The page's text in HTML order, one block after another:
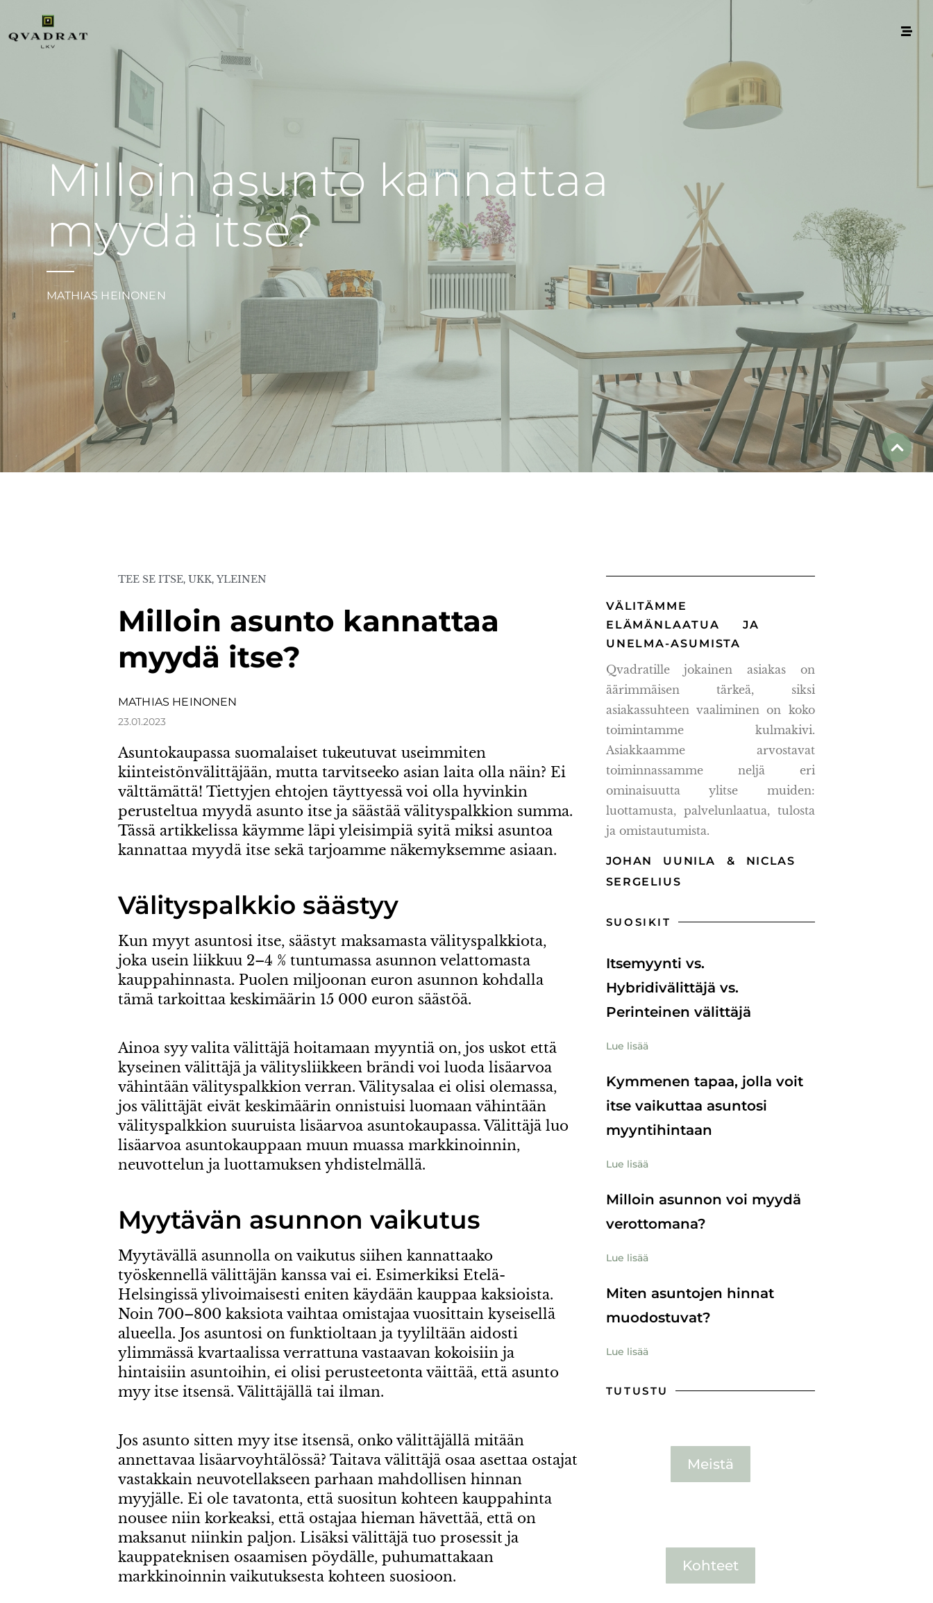
Milloin asunto kannattaa
myydä itse?
MATHIAS HEINONEN
TEE SE ITSE, UKK, YLEINEN
Milloin asunto kannattaa
myydä itse?
MATHIAS HEINONEN
23.01.2023
Asuntokaupassa suomalaiset tukeutuvat useimmiten
kiinteistönvälittäjään, mutta tarvitseeko asian laita olla näin? Ei
välttämättä! Tiettyjen ehtojen täyttyessä voi olla hyvinkin
perusteltua myydä asunto itse ja säästää välityspalkkion summa.
Tässä artikkelissa käymme läpi yleisimpiä syitä miksi asuntoa
kannattaa myydä itse sekä tarjoamme näkemyksemme asiaan.
Välityspalkkio säästyy
Kun myyt asuntosi itse, säästyt maksamasta välityspalkkiota,
joka usein liikkuu 2–4 % tuntumassa asunnon velattomasta
kauppahinnasta. Puolen miljoonan euron asunnon kohdalla
tämä tarkoittaa keskimäärin 15 000 euron säästöä.
Ainoa syy valita välittäjä hoitamaan myyntiä on, jos uskot että
kyseinen välittäjä ja välitysliikkeen brändi voi luoda lisäarvoa
vähintään välityspalkkion verran. Välitysalaa ei olisi olemassa,
jos välittäjät eivät keskimäärin onnistuisi luomaan vähintään
välityspalkkion suuruista lisäarvoa asuntokaupassa. Välittäjä luo
lisäarvoa asuntokauppaan muun muassa markkinoinnin,
neuvottelun ja luottamuksen yhdistelmällä.
Myytävän asunnon vaikutus
Myytävällä asunnolla on vaikutus siihen kannattaako
työskennellä välittäjän kanssa vai ei. Esimerkiksi Etelä-
Helsingissä ylivoimaisesti eniten käydään kauppaa kaksioista.
Noin 700–800 kaksiota vaihtaa omistajaa vuosittain kyseisellä
alueella. Jos asuntosi on funktioltaan ja tyyliltään aidosti
ylimmässä kvartaalissa verrattuna vastaavan kokoisiin ja
hintaisiin asuntoihin, ei olisi perusteetonta väittää, että asunto
myy itse itsensä. Välittäjällä tai ilman.
Jos asunto sitten myy itse itsensä, onko välittäjällä mitään
annettavaa lisäarvoyhtälössä? Taitava välittäjä osaa asettaa ostajat
vastakkain neuvotellakseen parhaan mahdollisen hinnan
myyjälle. Ei ole tavatonta, että suositun kohteen kauppahinta
nousee niin korkeaksi, että ostajaa hieman hävettää, että on
maksanut niinkin paljon. Lisäksi välittäjä tuo prosessit ja
kauppateknisen osaamisen pöydälle, puhumattakaan
markkinoinnin vaikutuksesta kohteen suosioon.
VÄLITÄMME
ELÄMÄNLAATUA JA
UNELMA-ASUMISTA
Qvadratille jokainen asiakas on
äärimmäisen tärkeä, siksi
asiakassuhteen vaaliminen on koko
toimintamme kulmakivi.
Asiakkaamme arvostavat
toiminnassamme neljä eri
ominaisuutta ylitse muiden:
luottamusta, palvelunlaatua, tulosta
ja omistautumista.
JOHAN UUNILA & NICLAS
SERGELIUS
SUOSIKIT
Itsemyynti vs.
Hybridivälittäjä vs.
Perinteinen välittäjä
Lue lisää
Kymmenen tapaa, jolla voit
itse vaikuttaa asuntosi
myyntihintaan
Lue lisää
Milloin asunnon voi myydä
verottomana?
Lue lisää
Miten asuntojen hinnat
muodostuvat?
Lue lisää
TUTUSTU
Meistä
Kohteet